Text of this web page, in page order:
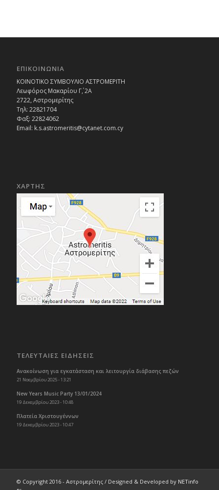
ΕΠΙΚΟΙΝΩΝΙΑ
ΚΟΙΝΟΤΙΚΟ ΣΥΜΒΟΥΛΙΟ ΑΣΤΡΟΜΕΡΙΤΗ
Λεωφόρος Μακαρίου Γ΄, 2Α
2722, Αστρομερίτης
Τηλ: 22821704
Φαξ: 22824062
Email: k.s.astromeritis@cytanet.com.cy
ΧΑΡΤΗΣ
ΤΕΛΕΥΤΑΙΕΣ ΕΙΔΗΣΕΙΣ
Ανακοίνωση για εγκατάσταση και λειτουργία διάβασης πεζών
21 Νοεμβρίου 2025 - 13:21
New Years Music Party 13/01/2024
19 Δεκεμβρίου 2023 - 10:48
Πλατεία Χριστουγέννων
19 Δεκεμβρίου 2023 - 10:47
© Copyright 2016 - Αστρομερίτης / Designed & Developed by NETinfo